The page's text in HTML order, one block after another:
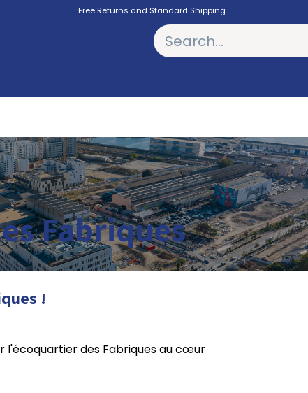
Free Returns and Standard Shipping
Fabriques
!
l'écoquartier des Fabriques au cœur